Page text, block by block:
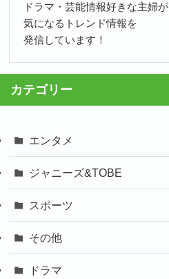
ドラマ・芸能情報好きな主婦が
気になるトレンド情報を
発信しています！
カテゴリー
エンタメ
ジャニーズ&TOBE
スポーツ
その他
ドラマ